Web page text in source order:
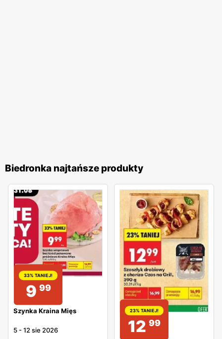
Biedronka najtańsze produkty
33% TANIEJ!
9 99
Szynka Kraina Mięs
5 -12 sie 2026
23% TANIEJ!
12 99